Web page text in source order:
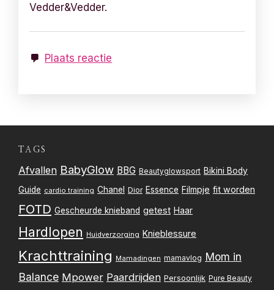
Vedder&Vedder.
Plaats reactie
TAGS
Afvallen BabyGlow BBG Beautyglowsport Bikini Body
Guide cardio training Chanel Dior Essence Filmpje fit worden
FOTD Gescheurde knieband getest Haar
Hardlopen Huidverzorging Knieblessure
Krachttraining Mamadingen mamavlog Mom in
Balance Mpower Paardrijden Persoonlijk Pure Beauty